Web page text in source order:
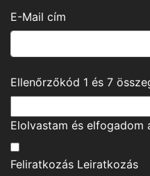
E-Mail cím
Ellenőrzőkód 1 és 7
Elolvastam és elfogadom
Feliratkozás Leiratkozás